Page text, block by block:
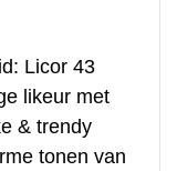
Licor 43
likeur met
& trendy
tonen van